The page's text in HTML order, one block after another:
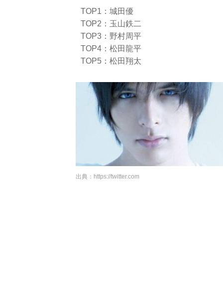
TOP1：城田優
TOP2：玉山鉄二
TOP3：野村周平
TOP4：松田龍平
TOP5：松田翔太
出典： https://twitter.com